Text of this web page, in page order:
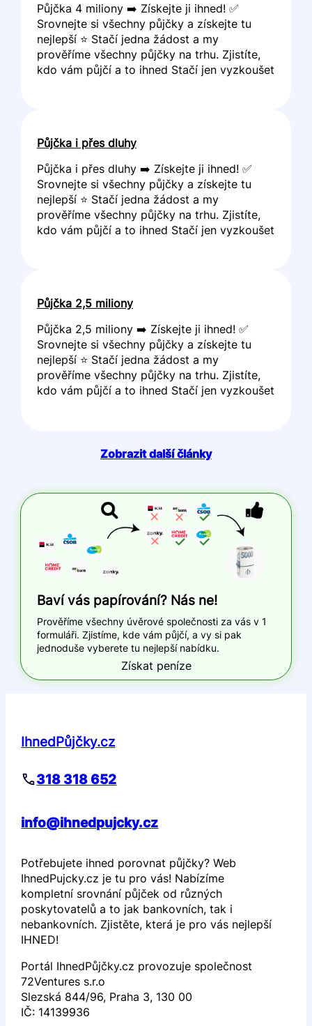
Půjčka 4 miliony ➡️ Získejte ji ihned! ✅
Srovnejte si všechny půjčky a získejte tu
nejlepší ⭐ Stačí jedna žádost a my
prověříme všechny půjčky na trhu. Zjistíte,
kdo vám půjčí a to ihned Stačí jen vyzkoušet
Půjčka i přes dluhy
Půjčka i přes dluhy ➡️ Získejte ji ihned! ✅
Srovnejte si všechny půjčky a získejte tu
nejlepší ⭐ Stačí jedna žádost a my
prověříme všechny půjčky na trhu. Zjistíte,
kdo vám půjčí a to ihned Stačí jen vyzkoušet
Půjčka 2,5 miliony
Půjčka 2,5 miliony ➡️ Získejte ji ihned! ✅
Srovnejte si všechny půjčky a získejte tu
nejlepší ⭐ Stačí jedna žádost a my
prověříme všechny půjčky na trhu. Zjistíte,
kdo vám půjčí a to ihned Stačí jen vyzkoušet
Zobrazit další články
Baví vás papírování? Nás ne!
Prověříme všechny úvěrové společnosti za vás v 1
formuláři. Zjistíme, kde vám půjčí, a vy si pak
jednoduše vyberete tu nejlepší nabídku.
Získat peníze
IhnedPůjčky.cz
318 318 652
info@ihnedpujcky.cz
Potřebujete ihned porovnat půjčky? Web
IhnedPujcky.cz je tu pro vás! Nabízíme
kompletní srovnání půjček od různých
poskytovatelů a to jak bankovních, tak i
nebankovních. Zjistěte, která je pro vás nejlepší
IHNED!
Portál IhnedPůjčky.cz provozuje společnost
72Ventures s.r.o
Slezská 844/96, Praha 3, 130 00
IČ: 14139936